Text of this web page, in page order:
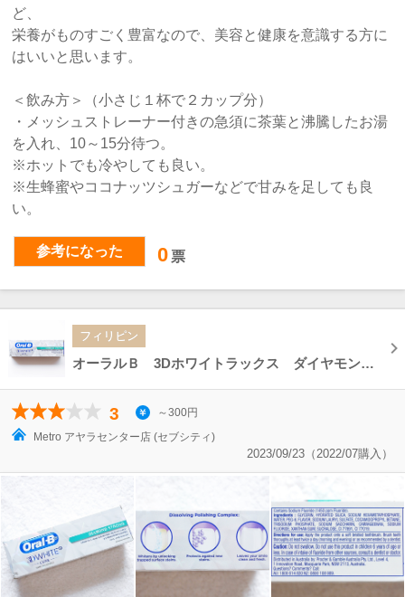
ど、
栄養がものすごく豊富なので、美容と健康を意識する方に
はいいと思います。
＜飲み方＞（小さじ１杯で２カップ分）
・メッシュストレーナー付きの急須に茶葉と沸騰したお湯
を入れ、10～15分待つ。
※ホットでも冷やしても良い。
※生蜂蜜やココナッツシュガーなどで甘みを足しても良
い。
参考になった 0 票
フィリピン
オーラルＢ 3Dホワイトラックス ダイヤモンドストロング 歯磨き粉 Oral-B 3D WHITE LUXE
3
～300円
Metro アヤラセンター店 (セブシティ)
2023/09/23（2022/07購入）